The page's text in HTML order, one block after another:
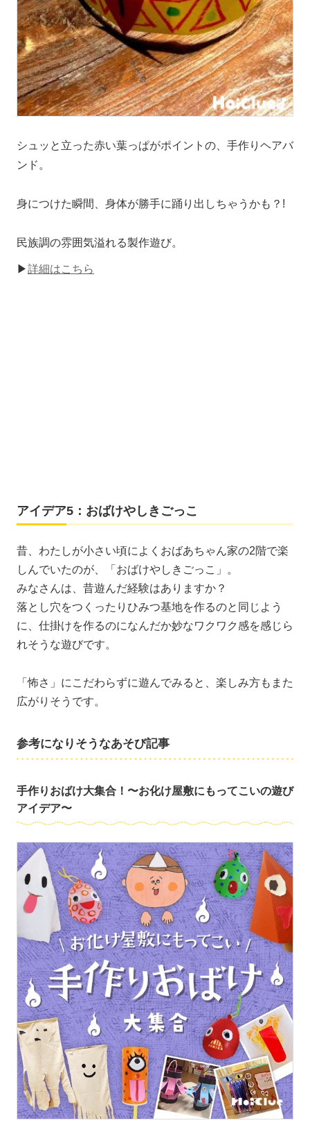
シュッと立った赤い葉っぱがポイントの、手作りヘアバ
ンド。
身につけた瞬間、身体が勝手に踊り出しちゃうかも？!
民族調の雰囲気溢れる製作遊び。
▶詳細はこちら
アイデア5：おばけやしきごっこ
昔、わたしが小さい頃によくおばあちゃん家の2階で楽
しんでいたのが、「おばけやしきごっこ」。
みなさんは、昔遊んだ経験はありますか？
落とし穴をつくったりひみつ基地を作るのと同じよう
に、仕掛けを作るのになんだか妙なワクワク感を感じら
れそうな遊びです。
「怖さ」にこだわらずに遊んでみると、楽しみ方もまた
広がりそうです。
参考になりそうなあそび記事
手作りおばけ大集合！〜お化け屋敷にもってこいの遊び
アイデア〜